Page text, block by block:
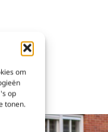
om
op
tonen.